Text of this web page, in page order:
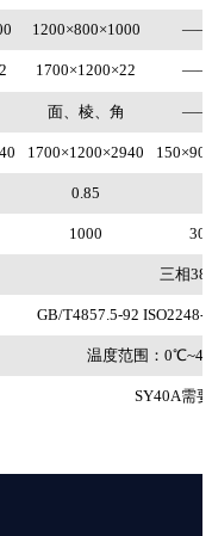
1200×800×1000 ——
1700×1200×22 ——
面、棱、角 ——
1700×1200×2940
0.85
1000 30
三相
GB/T4857.5-92 ISO2248-
温度范围：
SY40A需